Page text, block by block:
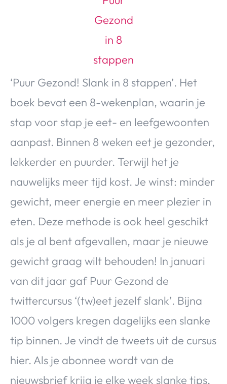
‘Puur Gezond! Slank in 8 stappen’. Het
boek bevat een 8-wekenplan, waarin je
stap voor stap je eet- en leefgewoonten
aanpast. Binnen 8 weken eet je gezonder,
lekkerder en puurder. Terwijl het je
nauwelijks meer tijd kost. Je winst: minder
gewicht, meer energie en meer plezier in
eten. Deze methode is ook heel geschikt
als je al bent afgevallen, maar je nieuwe
gewicht graag wilt behouden! In januari
van dit jaar gaf Puur Gezond de
twittercursus ‘(tw)eet jezelf slank’. Bijna
1000 volgers kregen dagelijks een slanke
tip binnen. Je vindt de tweets uit de cursus
hier. Als je abonnee wordt van de
nieuwsbrief krijg je elke week slanke tips,